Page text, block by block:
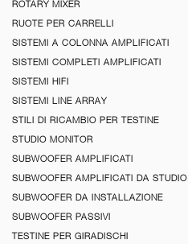
ROTARY MIXER
RUOTE PER CARRELLI
SISTEMI A COLONNA AMPLIFICATI
SISTEMI COMPLETI AMPLIFICATI
SISTEMI HIFI
SISTEMI LINE ARRAY
STILI DI RICAMBIO PER TESTINE
STUDIO MONITOR
SUBWOOFER AMPLIFICATI
SUBWOOFER AMPLIFICATI DA STUDIO
SUBWOOFER DA INSTALLAZIONE
SUBWOOFER PASSIVI
TESTINE PER GIRADISCHI